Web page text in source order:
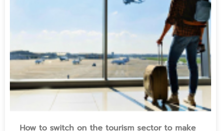
How to switch on the tourism sector to make